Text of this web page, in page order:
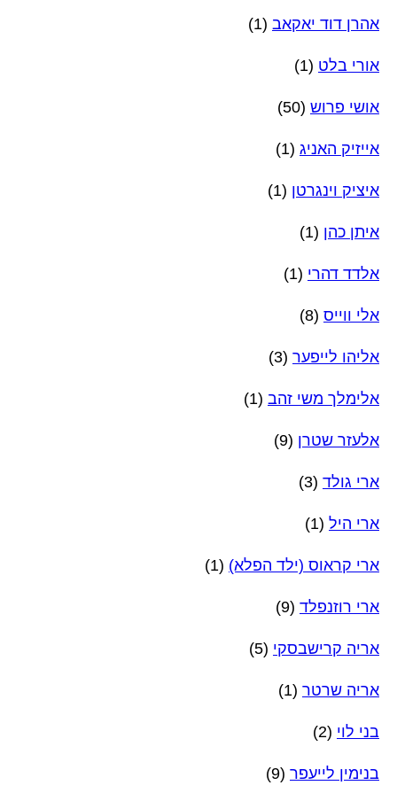
אהרן דוד יאקאב (1)
אורי בלט (1)
אושי פרוש (50)
אייזיק האניג (1)
איציק וינגרטן (1)
איתן כהן (1)
אלדד דהרי (1)
אלי ווייס (8)
אליהו לייפער (3)
אלימלך משי זהב (1)
אלעזר שטרן (9)
ארי גולד (3)
ארי היל (1)
ארי קראוס (ילד הפלא) (1)
ארי רוזנפלד (9)
אריה קרישבסקי (5)
אריה שרטר (1)
בני לוי (2)
בנימין לייעפר (9)